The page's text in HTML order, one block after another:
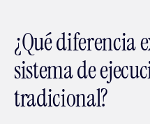
¿Qué diferencia
sistema de
tradicional?